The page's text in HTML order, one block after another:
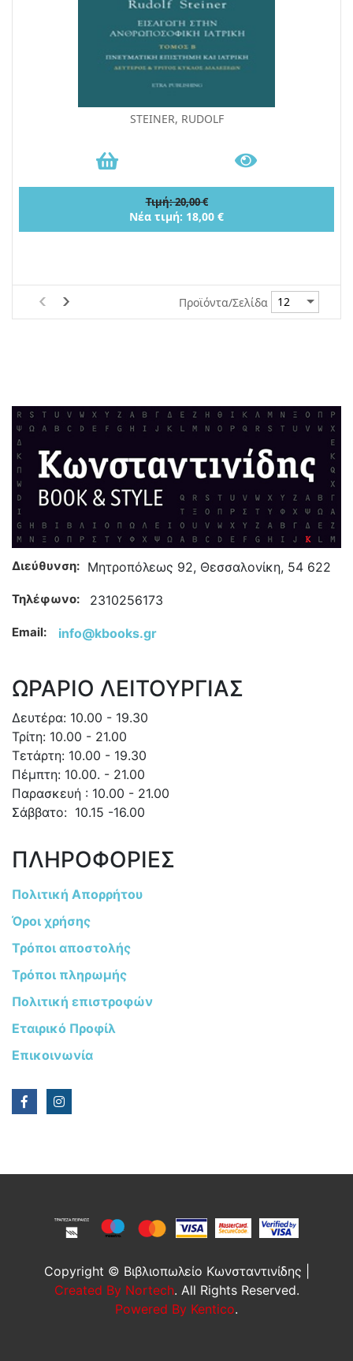
STEINER, RUDOLF
Τιμή: 20,00 €
Νέα τιμή: 18,00 €
Προϊόντα/Σελίδα
Διεύθυνση: Μητροπόλεως 92, Θεσσαλονίκη, 54 622
Τηλέφωνο: 2310256173
Email: info@kbooks.gr
ΩΡΑΡΙΟ ΛΕΙΤΟΥΡΓΙΑΣ
Δευτέρα: 10.00 - 19.30
Τρίτη: 10.00 - 21.00
Τετάρτη: 10.00 - 19.30
Πέμπτη: 10.00. - 21.00
Παρασκευή : 10.00 - 21.00
Σάββατο: 10.15 -16.00
ΠΛΗΡΟΦΟΡΙΕΣ
Πολιτική Απορρήτου
Όροι χρήσης
Τρόποι αποστολής
Τρόποι πληρωμής
Πολιτική επιστροφών
Εταιρικό Προφίλ
Επικοινωνία
Copyright © Βιβλιοπωλείο Κωνσταντινίδης |
Created By Nortech. All Rights Reserved.
Powered By Kentico.